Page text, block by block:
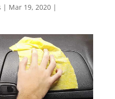
| Mar 19, 2020|